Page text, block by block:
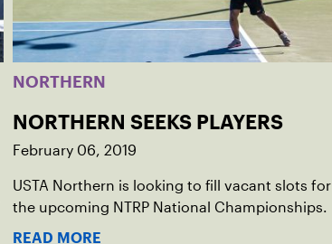
NORTHERN
NORTHERN SEEKS PLAYERS
February 06, 2019
USTA Northern is looking to fill vacant slots for
the upcoming NTRP National Championships.
READ MORE